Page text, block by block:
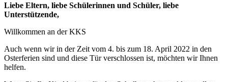
Liebe Eltern, liebe Schülerinnen und Schüler, liebe
Unterstützende,
Willkommen an der KKS
Auch wenn wir in der Zeit vom 4. bis zum 18. April 2022 in den
Osterferien sind und diese Tür verschlossen ist, möchten wir Ihnen
helfen.